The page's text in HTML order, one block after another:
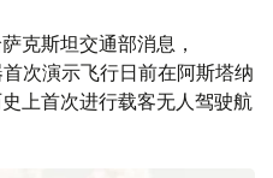
克斯坦交通部消息，
次演示飞行日前在阿斯塔纳
上首次进行载客无人驾驶航